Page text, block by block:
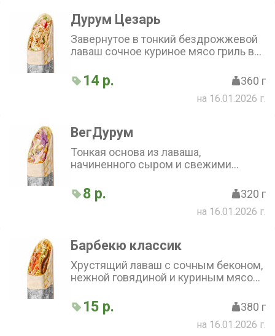
Дурум Цезарь
Завернутое в тонкий бездрожжевой
лаваш сочное куриное мясо гриль в
сыром пармезан и специальным
соусом
14 р. 360 г
на 16.01.2026 г.
ВегДурум
Тонкая основа из лаваша,
начиненного сыром и свежими
йогуртной основе. Отличный вариант
для любителей вегетарианской и
8 р. 320 г
на 16.01.2026 г.
Барбекю классик
Хрустящий лаваш с сочным беконом,
нежной говядиной и куриным мясом.
пекинская капуста придают
свежесть, а соус барбекю добавляет
пикантный вкус. Томаты вносят
15 р. 380 г
на 16.01.2026 г.